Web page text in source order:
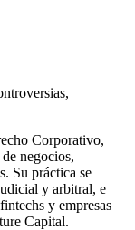
,
Corporativo,
negocios,
Su práctica se
y arbitral, e
y empresas
Capital.